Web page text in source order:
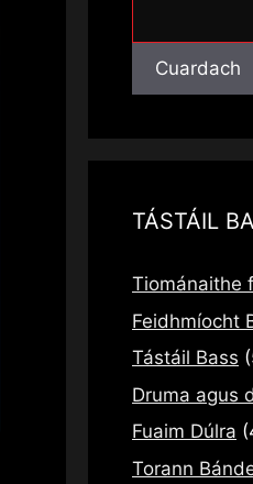
Cuardach
TÁSTÁIL
Tiománaithe
Feidhmíocht
Tástáil Bass
Druma agus
Fuaim Dúlra
Torann